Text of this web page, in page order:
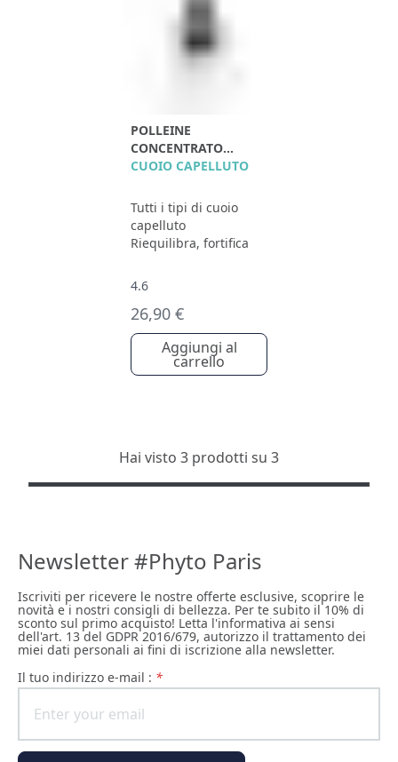
POLLEINE
CONCENTRATO
EQUILIBRANTE
CUOIO CAPELLUTO
Tutti i tipi di cuoio
capelluto
Riequilibra, fortifica
4.6
26,90 €
Aggiungi al
carrello
Hai visto 3 prodotti su 3
Newsletter #Phyto Paris
Iscriviti per ricevere le nostre offerte esclusive, scoprire le
novità e i nostri consigli di bellezza. Per te subito il 10% di
sconto sul primo acquisto! Letta l'informativa ai sensi
dell'art. 13 del GDPR 2016/679, autorizzo il trattamento dei
miei dati personali ai fini di iscrizione alla newsletter.
il tuo indirizzo e-mail : *